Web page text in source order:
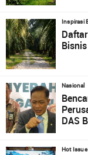
Inspirasi
Nasional
DAS
Hot Issue